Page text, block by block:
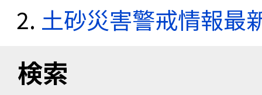
土砂災害警戒情報最
検索